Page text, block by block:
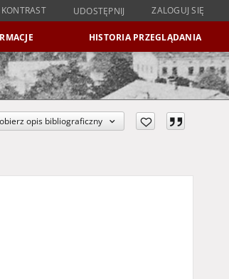
KONTRAST UDOSTĘPNIJ ZALOGUJ SIĘ
HISTORIA PRZEGLĄDANIA
opis bibliograficzny